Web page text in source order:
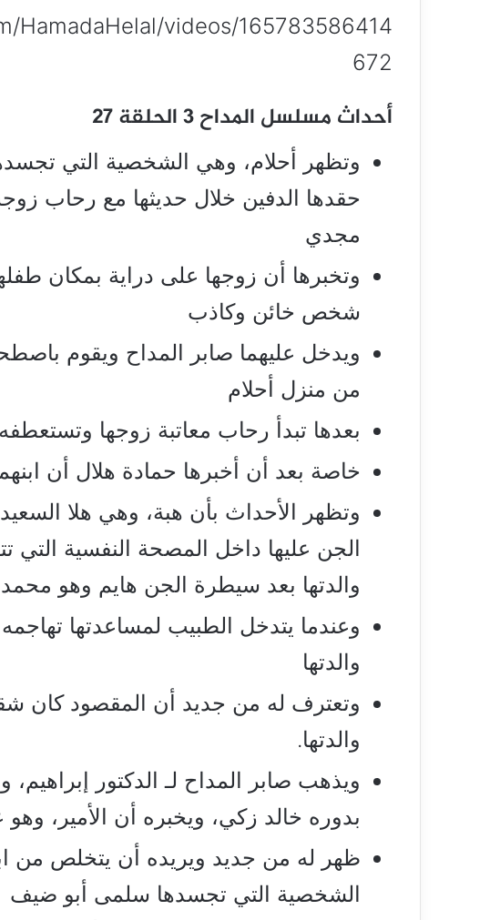
HamadaHelal/videos/165783586414
672
أحداث مسلسل المداح 3 الحلقة 27
وتظهر أحلام، وهي الشخصية التي
حقدها الدفين خلال حديثها مع رحاب
مجدي
وتخبرها أن زوجها على دراية بمكان
شخص خائن وكاذب
ويدخل عليهما صابر المداح ويقوم
من منزل أحلام
بعدها تبدأ رحاب معاتبة زوجها وتستعطفه
خاصة بعد أن أخبرها حمادة هلال أن
وتظهر الأحداث بأن هبة، وهي هلا
الجن عليها داخل المصحة النفسية التي
والدتها بعد سيطرة الجن هايم وهو
وعندما يتدخل الطبيب لمساعدتها
والدتها
وتعترف له من جديد أن المقصود كان
والدتها.
ويذهب صابر المداح لـ الدكتور
بدوره خالد زكي، ويخبره أن الأمير، وهو
ظهر له من جديد ويريده أن يتخلص من
الشخصية التي تجسدها سلمى أبو ضيف